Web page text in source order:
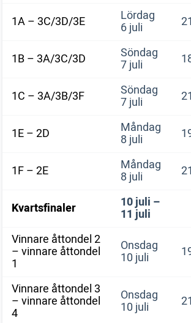
1A – 3C/3D/3E Lördag
6 juli
1B – 3A/3C/3D Söndag
7 juli
1C – 3A/3B/3F Söndag
7 juli
1E – 2D Måndag
8 juli
1F – 2E Måndag
8 juli
Kvartsfinaler 10 juli –
11 juli
Vinnare åttondel 2
– vinnare åttondel
1
Onsdag
10 juli
Vinnare åttondel 3
– vinnare åttondel
4
Onsdag
10 juli